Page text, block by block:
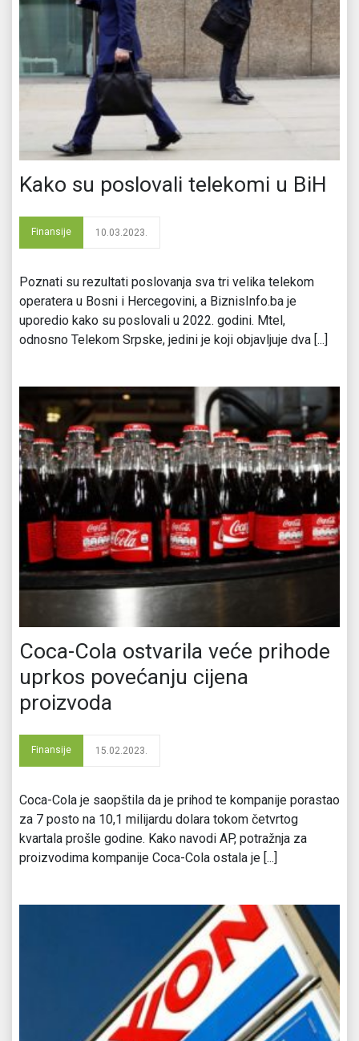
Kako su poslovali telekomi u BiH
Finansije 10.03.2023.
Poznati su rezultati poslovanja sva tri velika telekom
operatera u Bosni i Hercegovini, a BiznisInfo.ba je
uporedio kako su poslovali u 2022. godini. Mtel,
odnosno Telekom Srpske, jedini je koji objavljuje dva [...]
Coca-Cola ostvarila veće prihode
uprkos povećanju cijena
proizvoda
Finansije 15.02.2023.
Coca-Cola je saopštila da je prihod te kompanije porastao
za 7 posto na 10,1 milijardu dolara tokom četvrtog
kvartala prošle godine. Kako navodi AP, potražnja za
proizvodima kompanije Coca-Cola ostala je [...]